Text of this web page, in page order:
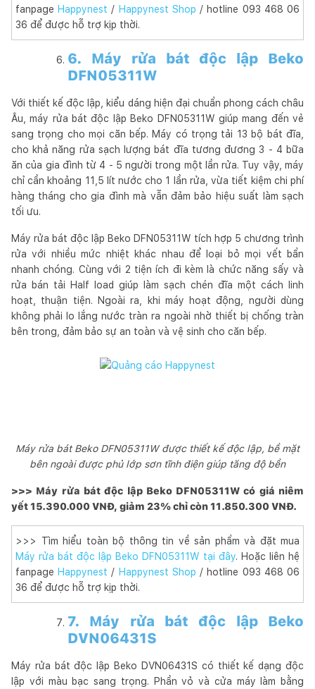
fanpage Happynest / Happynest Shop / hotline 093 468 06
36 để được hỗ trợ kịp thời.
6. Máy rửa bát độc lập Beko
DFN05311W
Với thiết kế độc lập, kiểu dáng hiện đại chuẩn phong cách châu
Âu, máy rửa bát độc lập Beko DFN05311W giúp mang đến vẻ
sang trọng cho mọi căn bếp. Máy có trọng tải 13 bộ bát đĩa,
cho khả năng rửa sạch lượng bát đĩa tương đương 3 - 4 bữa
ăn của gia đình từ 4 - 5 người trong một lần rửa. Tuy vậy, máy
chỉ cần khoảng 11,5 lít nước cho 1 lần rửa, vừa tiết kiệm chi phí
hàng tháng cho gia đình mà vẫn đảm bảo hiệu suất làm sạch
tối ưu.
Máy rửa bát độc lập Beko DFN05311W tích hợp 5 chương trình
rửa với nhiều mức nhiệt khác nhau để loại bỏ mọi vết bẩn
nhanh chóng. Cùng với 2 tiện ích đi kèm là chức năng sấy và
rửa bán tải Half load giúp làm sạch chén đĩa một cách linh
hoạt, thuận tiện. Ngoài ra, khi máy hoạt động, người dùng
không phải lo lắng nước tràn ra ngoài nhờ thiết bị chống tràn
bên trong, đảm bảo sự an toàn và vệ sinh cho căn bếp.
Máy rửa bát Beko DFN05311W được thiết kế độc lập, bề mặt
bên ngoài được phủ lớp sơn tĩnh điện giúp tăng độ bền
>>> Máy rửa bát độc lập Beko DFN05311W có giá niêm
yết 15.390.000 VNĐ, giảm 23% chỉ còn 11.850.300 VNĐ.
>>> Tìm hiểu toàn bộ thông tin về sản phẩm và đặt mua
Máy rửa bát độc lập Beko DFN05311W tại đây. Hoặc liên hệ
fanpage Happynest / Happynest Shop / hotline 093 468 06
36 để được hỗ trợ kịp thời.
7. Máy rửa bát độc lập Beko
DVN06431S
Máy rửa bát độc lập Beko DVN06431S có thiết kế dạng độc
lập với màu bạc sang trọng. Phần vỏ và cửa máy làm bằng